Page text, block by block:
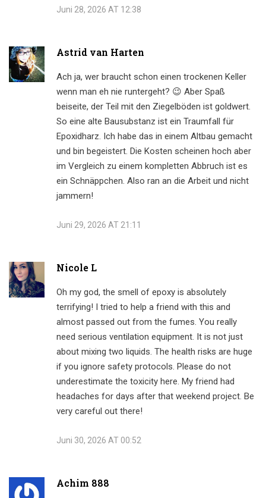
Juni 28, 2026 AT 12:38
Astrid van Harten
Ach ja, wer braucht schon einen trockenen Keller
wenn man eh nie runtergeht? 😉 Aber Spaß
beiseite, der Teil mit den Ziegelböden ist goldwert.
So eine alte Bausubstanz ist ein Traumfall für
Epoxidharz. Ich habe das in einem Altbau gemacht
und bin begeistert. Die Kosten scheinen hoch aber
im Vergleich zu einem kompletten Abbruch ist es
ein Schnäppchen. Also ran an die Arbeit und nicht
jammern!
Juni 29, 2026 AT 21:11
Nicole L
Oh my god, the smell of epoxy is absolutely
terrifying! I tried to help a friend with this and
almost passed out from the fumes. You really
need serious ventilation equipment. It is not just
about mixing two liquids. The health risks are huge
if you ignore safety protocols. Please do not
underestimate the toxicity here. My friend had
headaches for days after that weekend project. Be
very careful out there!
Juni 30, 2026 AT 00:52
Achim 888